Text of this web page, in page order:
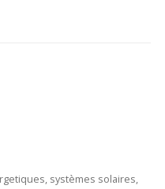
systèmes solaires,